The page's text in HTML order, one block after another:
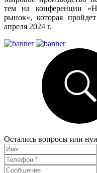
тем на конференции
рынок», которая
апреля 2024 г.
Остались вопросы или